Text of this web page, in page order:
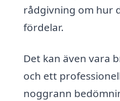
rådgivning om hur
fördelar.
Det kan även vara
och ett
noggrann